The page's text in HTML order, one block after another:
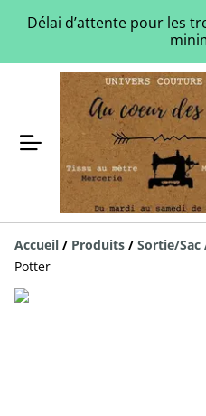
Délai d’attente pour les
Accueil / Produits / Sortie/Sac
Potter